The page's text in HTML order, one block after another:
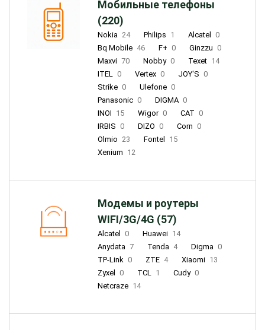
Мобильные телефоны
(220)
Nokia 24 Philips 1 Alcatel
0
Bq Mobile 46 F+ 0 Ginzzu 0
Maxvi 70 Nobby 0 Texet 14
ITEL 0 Vertex 0 JOY'S 0
Strike 0 Ulefone 0
Panasonic 0 DIGMA 0
INOI 15 Wigor 0 CAT 0
IRBIS 0 DIZO 0 Corn 0
Olmio 23 Fontel
15
Xenium 12
Модемы и роутеры
WIFI/3G/4G (57)
Alcatel 0 Huawei 14
Anydata 7 Tenda 4 Digma 0
TP-Link 0 ZTE 4 Xiaomi 13
Zyxel
0 TCL 1 Cudy 0
Netcraze 14